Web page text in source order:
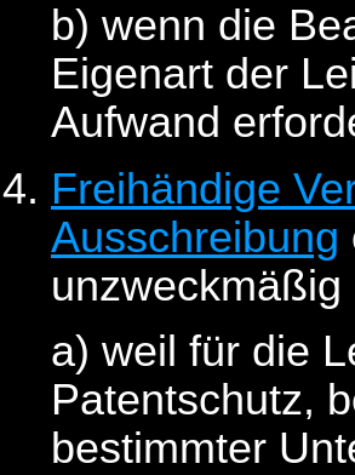
b) wenn die
Eigenart der
Aufwand
Freihändige
Ausschreibung
a) weil für die
Patentschutz,
bestimmter